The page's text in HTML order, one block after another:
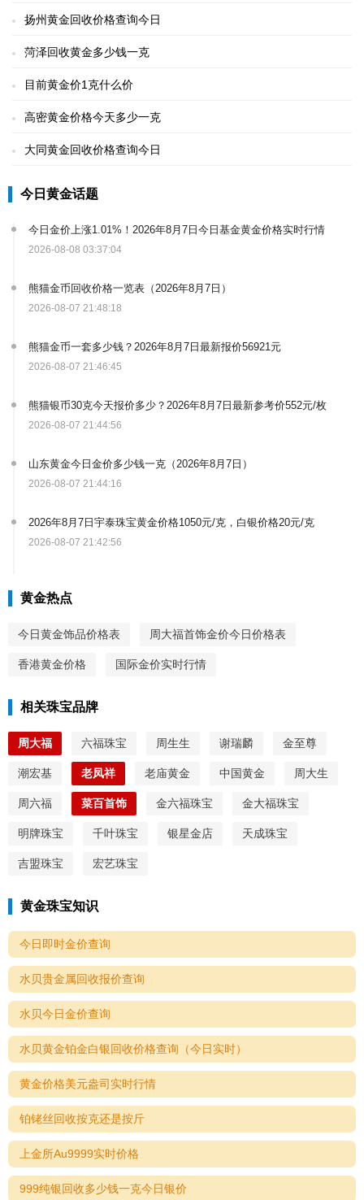
扬州黄金回收价格查询今日
菏泽回收黄金多少钱一克
目前黄金价1克什么价
高密黄金价格今天多少一克
大同黄金回收价格查询今日
今日黄金话题
今日金价上涨1.01%！2026年8月7日今日基金黄金价格实时行情
2026-08-08 03:37:04
熊猫金币回收价格一览表（2026年8月7日）
2026-08-07 21:48:18
熊猫金币一套多少钱？2026年8月7日最新报价56921元
2026-08-07 21:46:45
熊猫银币30克今天报价多少？2026年8月7日最新参考价552元/枚
2026-08-07 21:44:56
山东黄金今日金价多少钱一克（2026年8月7日）
2026-08-07 21:44:16
2026年8月7日宇泰珠宝黄金价格1050元/克，白银价格20元/克
2026-08-07 21:42:56
黄金热点
今日黄金饰品价格表 周大福首饰金价今日价格表
香港黄金价格 国际金价实时行情
相关珠宝品牌
周大福 六福珠宝 周生生 谢瑞麟 金至尊
潮宏基 老凤祥 老庙黄金 中国黄金 周大生
周六福 菜百首饰 金六福珠宝 金大福珠宝
明牌珠宝 千叶珠宝 银星金店 天成珠宝
吉盟珠宝 宏艺珠宝
黄金珠宝知识
今日即时金价查询
水贝贵金属回收报价查询
水贝今日金价查询
水贝黄金铂金白银回收价格查询（今日实时）
黄金价格美元盎司实时行情
铂铑丝回收按克还是按斤
上金所Au9999实时价格
999纯银回收多少钱一克今日银价